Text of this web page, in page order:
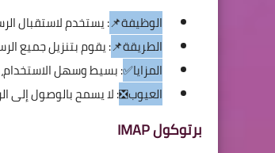
الوظيفة📌: يستخدم لاستقبال
الطريقة📌: يقوم بتنزيل جميع
المزايا✅: بسيط وسهل الاستخدام،
العيوب❎: لا يسمح بالوصول إلى
برتوكول IMAP